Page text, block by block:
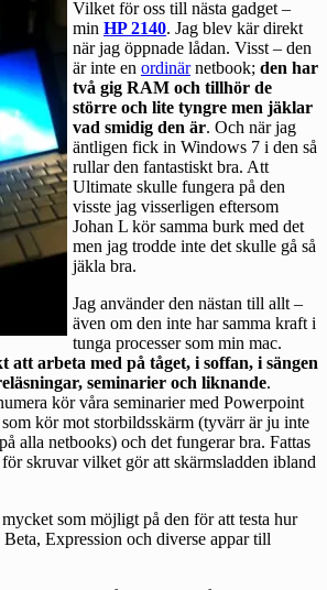
Vilket för oss till nästa gadget –
min HP 2140. Jag blev kär direkt
när jag öppnade lådan. Visst – den
är inte en ordinärnetbook; den har
två gig RAM och tillhör de
större och lite tyngre men jäklar
vad smidig den är. Och när jag
äntligen fick in Windows 7 i den så
rullar den fantastiskt bra. Att
Ultimate skulle fungera på den
visste jag visserligen eftersom
Johan L kör samma burk med det
men jag trodde inte det skulle gå så
jäkla bra.
Jag använder den nästan till allt –
även om den inte har samma kraft i
tunga processer som min mac.
att arbeta med på tåget, i soffan, i sängen
seminarier och liknande.
kör våra seminarier med Powerpoint
kör mot storbildsskärm (tyvärr är ju inte
alla netbooks) och det fungerar bra. Fattas
skruvar vilket gör att skärmsladden ibland
som möjligt på den för att testa hur
Beta, Expression och diverse appar till